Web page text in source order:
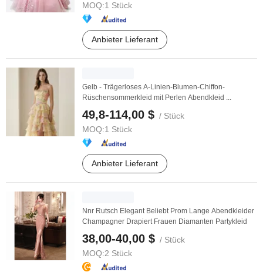
MOQ:1 Stück
Anbieter Lieferant
Gelb - Trägerloses A-Linien-Blumen-Chiffon-
Rüschensommerkleid mit Perlen Abendkleid ...
49,8-114,00 $ / Stück
MOQ:1 Stück
Anbieter Lieferant
Nnr Rutsch Elegant Beliebt Prom Lange Abendkleider
Champagner Drapiert Frauen Diamanten Partykleid
38,00-40,00 $ / Stück
MOQ:2 Stück